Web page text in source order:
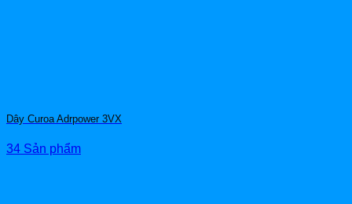
Dây Curoa Adrpower 3VX
34 Sản phẩm